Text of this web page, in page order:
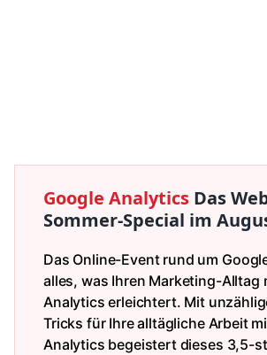
Google Analytics Das
Sommer-Special im
Das Online-Event rund um
alles, was Ihren Marketing-Alltag
Analytics erleichtert. Mit
Tricks für Ihre alltägliche Arbeit
Analytics begeistert dieses 3,5-